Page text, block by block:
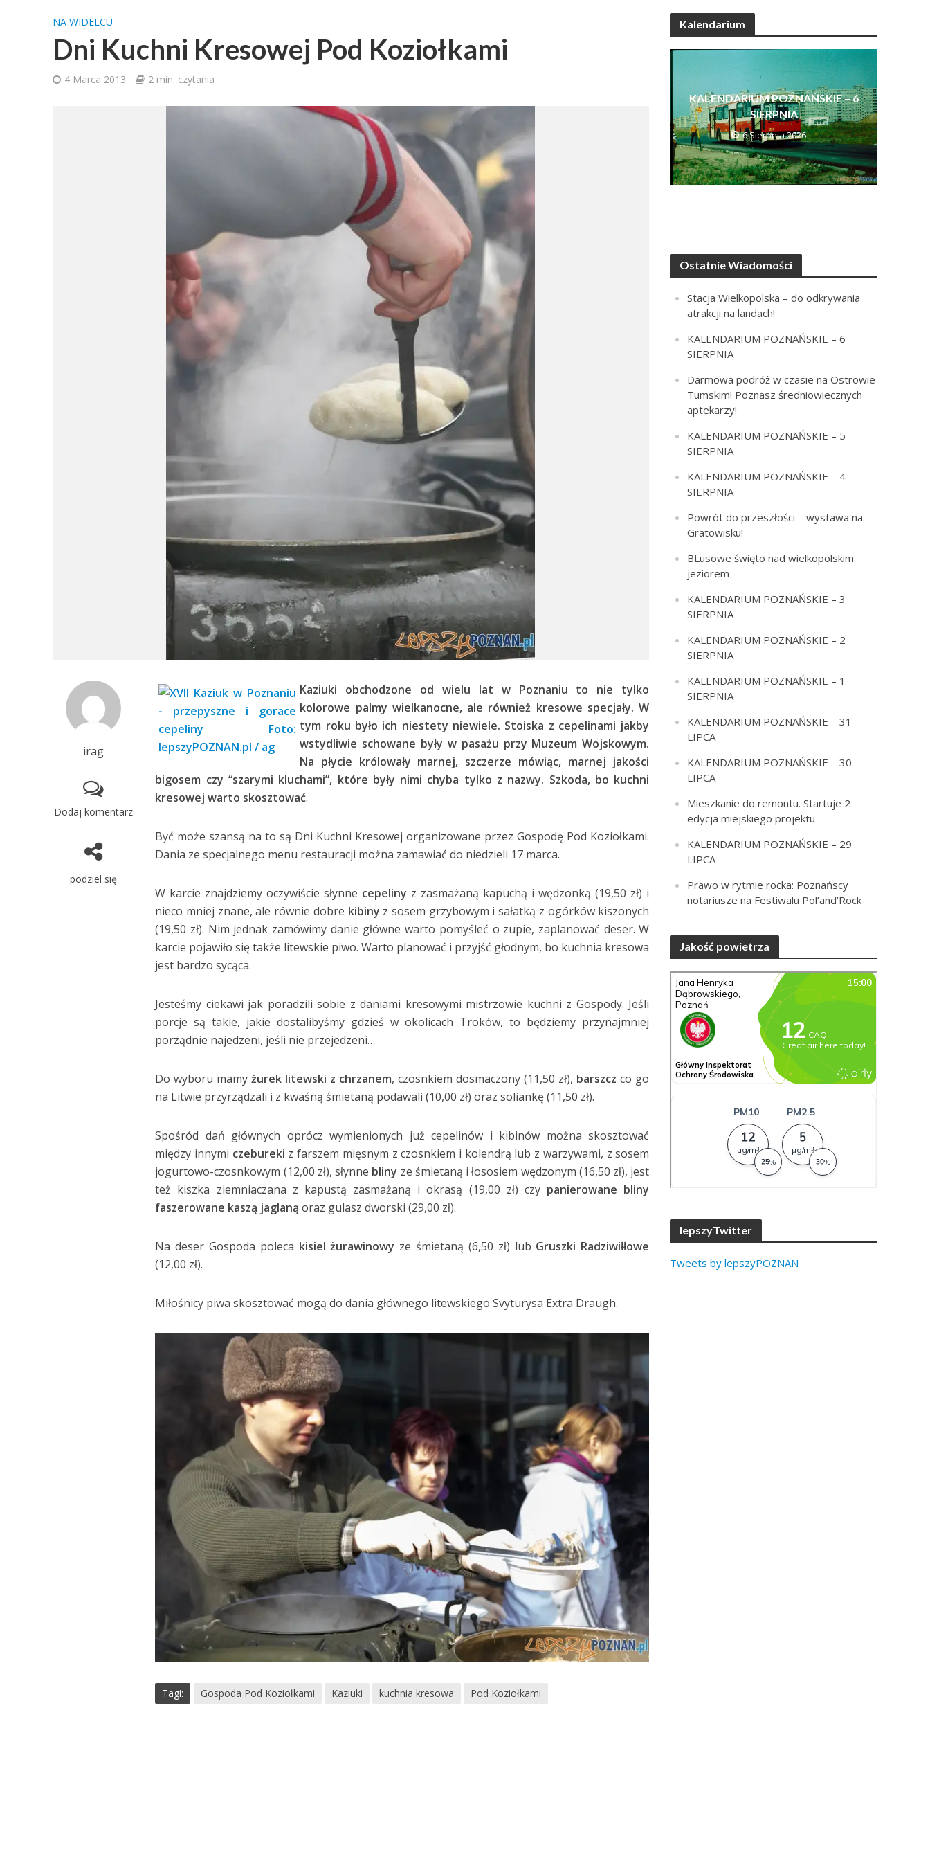
NA WIDELCU
Dni Kuchni Kresowej Pod Koziołkami
4 Marca 2013 2 min. czytania
irag
Dodaj komentarz
podziel się
Kaziuki obchodzone od wielu lat w Poznaniu to nie tylko
kolorowe palmy wielkanocne, ale również kresowe specjały. W
tym roku było ich niestety niewiele. Stoiska z cepelinami jakby
wstydliwie schowane były w pasażu przy Muzeum Wojskowym.
Na płycie królowały marnej, szczerze mówiąc, marnej jakości
bigosem czy “szarymi kluchami”, które były nimi chyba tylko z nazwy. Szkoda, bo kuchni
kresowej warto skosztować.
Być może szansą na to są Dni Kuchni Kresowej organizowane przez Gospodę Pod Koziołkami.
Dania ze specjalnego menu restauracji można zamawiać do niedzieli 17 marca.
W karcie znajdziemy oczywiście słynne cepeliny z zasmażaną kapuchą i wędzonką (19,50 zł) i
nieco mniej znane, ale równie dobre kibiny z sosem grzybowym i sałatką z ogórków kiszonych
(19,50 zł). Nim jednak zamówimy danie główne warto pomyśleć o zupie, zaplanować deser. W
karcie pojawiło się także litewskie piwo. Warto planować i przyjść głodnym, bo kuchnia kresowa
jest bardzo sycąca.
Jesteśmy ciekawi jak poradzili sobie z daniami kresowymi mistrzowie kuchni z Gospody. Jeśli
porcje są takie, jakie dostalibyśmy gdzieś w okolicach Troków, to będziemy przynajmniej
porządnie najedzeni, jeśli nie przejedzeni…
Do wyboru mamyżurek litewski z chrzanem, czosnkiem dosmaczony (11,50 zł), barszcz co go
na Litwie przyrządzali i z kwaśną śmietaną podawali (10,00 zł) oraz soliankę (11,50 zł).
Spośród dań głównych oprócz wymienionych już cepelinów i kibinów można skosztować
między innymi czebureki z farszem mięsnym z czosnkiem i kolendrą lub z warzywami, z sosem
jogurtowo-czosnkowym (12,00 zł), słynne bliny ze śmietaną i łososiem wędzonym (16,50 zł), jest
też kiszka ziemniaczana z kapustą zasmażaną i okrasą (19,00 zł) czy panierowane bliny
faszerowane kaszą jaglaną oraz gulasz dworski (29,00 zł).
Na deser Gospoda poleca kisiel żurawinowy ze śmietaną (6,50 zł) lub Gruszki Radziwiłłowe
(12,00 zł).
Miłośnicy piwa skosztować mogą do dania głównego litewskiego Svyturysa Extra Draugh.
Tagi: Gospoda Pod Koziołkami Kaziuki kuchnia kresowa Pod Koziołkami
Kalendarium
KALENDARIUM POZNAŃSKIE – 6
SIERPNIA
6 Sierpnia 2026
Ostatnie Wiadomości
Stacja Wielkopolska – do odkrywania
atrakcji na landach!
KALENDARIUM POZNAŃSKIE – 6
SIERPNIA
Darmowa podróż w czasie na Ostrowie
Tumskim! Poznasz średniowiecznych
aptekarzy!
KALENDARIUM POZNAŃSKIE – 5
SIERPNIA
KALENDARIUM POZNAŃSKIE – 4
SIERPNIA
Powrót do przeszłości – wystawa na
Gratowisku!
BLusowe święto nad wielkopolskim
jeziorem
KALENDARIUM POZNAŃSKIE – 3
SIERPNIA
KALENDARIUM POZNAŃSKIE – 2
SIERPNIA
KALENDARIUM POZNAŃSKIE – 1
SIERPNIA
KALENDARIUM POZNAŃSKIE – 31
LIPCA
KALENDARIUM POZNAŃSKIE – 30
LIPCA
Mieszkanie do remontu. Startuje 2
edycja miejskiego projektu
KALENDARIUM POZNAŃSKIE – 29
LIPCA
Prawo w rytmie rocka: Poznańscy
notariusze na Festiwalu Pol’and’Rock
Jakość powietrza
lepszyTwitter
Tweets by lepszyPOZNAN